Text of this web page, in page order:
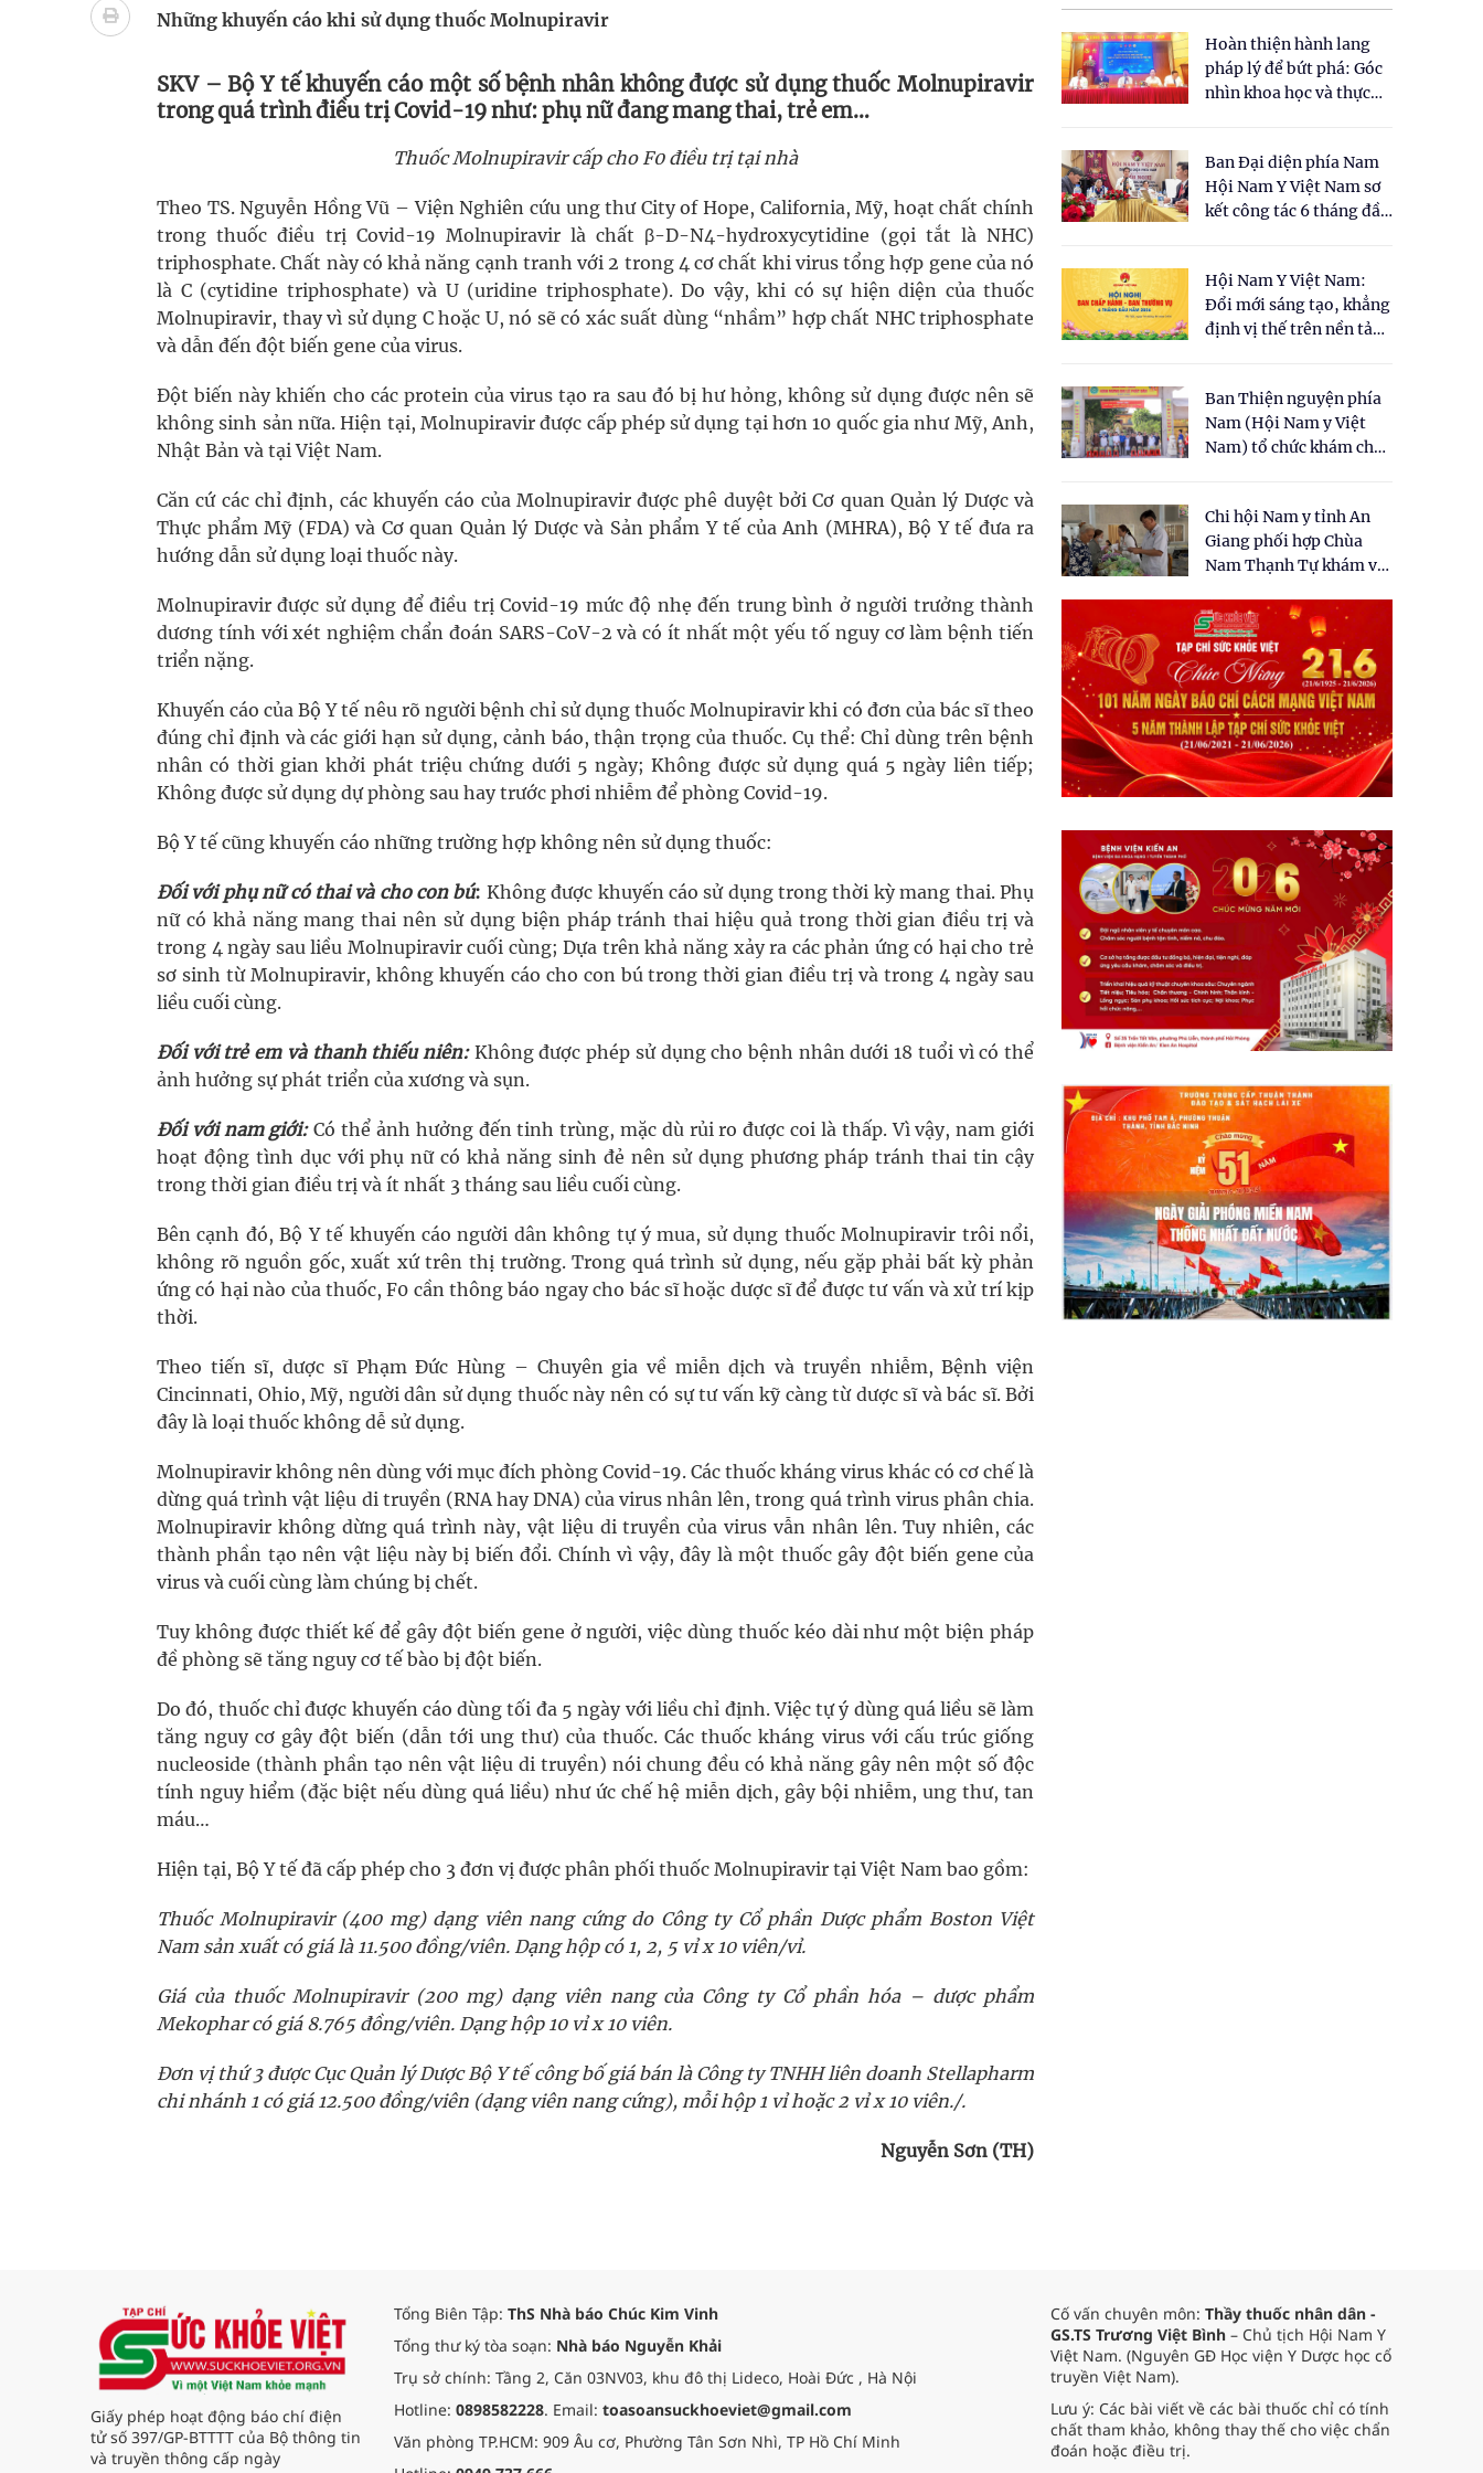
Cách âm nhạc trị liệu được “đo ni đóng giày”
Đắk Lắk: Đẩy nhanh tiến độ khám sức khỏe định kỳ, khám sàng lọc cho người dân
Tổng hợp những cách trị thâm body nách, bẹn, mông cực hiệu quả
Những khuyến cáo khi sử dụng thuốc Molnupiravir
SKV – Bộ Y tế khuyến cáo một số bệnh nhân không được sử dụng thuốc Molnupiravir
trong quá trình điều trị Covid-19 như: phụ nữ đang mang thai, trẻ em…
Thuốc Molnupiravir cấp cho F0 điều trị tại nhà
Theo TS. Nguyễn Hồng Vũ – Viện Nghiên cứu ung thư City of Hope, California, Mỹ, hoạt chất chính
trong thuốc điều trị Covid-19 Molnupiravir là chất β-D-N4-hydroxycytidine (gọi tắt là NHC)
triphosphate. Chất này có khả năng cạnh tranh với 2 trong 4 cơ chất khi virus tổng hợp gene của nó
là C (cytidine triphosphate) và U (uridine triphosphate). Do vậy, khi có sự hiện diện của thuốc
Molnupiravir, thay vì sử dụng C hoặc U, nó sẽ có xác suất dùng “nhầm” hợp chất NHC triphosphate
và dẫn đến đột biến gene của virus.
Đột biến này khiến cho các protein của virus tạo ra sau đó bị hư hỏng, không sử dụng được nên sẽ
không sinh sản nữa. Hiện tại, Molnupiravir được cấp phép sử dụng tại hơn 10 quốc gia như Mỹ, Anh,
Nhật Bản và tại Việt Nam.
Căn cứ các chỉ định, các khuyến cáo của Molnupiravir được phê duyệt bởi Cơ quan Quản lý Dược và
Thực phẩm Mỹ (FDA) và Cơ quan Quản lý Dược và Sản phẩm Y tế của Anh (MHRA), Bộ Y tế đưa ra
hướng dẫn sử dụng loại thuốc này.
Molnupiravir được sử dụng để điều trị Covid-19 mức độ nhẹ đến trung bình ở người trưởng thành
dương tính với xét nghiệm chẩn đoán SARS-CoV-2 và có ít nhất một yếu tố nguy cơ làm bệnh tiến
triển nặng.
Khuyến cáo của Bộ Y tế nêu rõ người bệnh chỉ sử dụng thuốc Molnupiravir khi có đơn của bác sĩ theo
đúng chỉ định và các giới hạn sử dụng, cảnh báo, thận trọng của thuốc. Cụ thể: Chỉ dùng trên bệnh
nhân có thời gian khởi phát triệu chứng dưới 5 ngày; Không được sử dụng quá 5 ngày liên tiếp;
Không được sử dụng dự phòng sau hay trước phơi nhiễm để phòng Covid-19.
Bộ Y tế cũng khuyến cáo những trường hợp không nên sử dụng thuốc:
Đối với phụ nữ có thai và cho con bú: Không được khuyến cáo sử dụng trong thời kỳ mang thai. Phụ
nữ có khả năng mang thai nên sử dụng biện pháp tránh thai hiệu quả trong thời gian điều trị và
trong 4 ngày sau liều Molnupiravir cuối cùng; Dựa trên khả năng xảy ra các phản ứng có hại cho trẻ
sơ sinh từ Molnupiravir, không khuyến cáo cho con bú trong thời gian điều trị và trong 4 ngày sau
liều cuối cùng.
Đối với trẻ em và thanh thiếu niên:Không được phép sử dụng cho bệnh nhân dưới 18 tuổi vì có thể
ảnh hưởng sự phát triển của xương và sụn.
Đối với nam giới:Có thể ảnh hưởng đến tinh trùng, mặc dù rủi ro được coi là thấp. Vì vậy, nam giới
hoạt động tình dục với phụ nữ có khả năng sinh đẻ nên sử dụng phương pháp tránh thai tin cậy
trong thời gian điều trị và ít nhất 3 tháng sau liều cuối cùng.
Bên cạnh đó, Bộ Y tế khuyến cáo người dân không tự ý mua, sử dụng thuốc Molnupiravir trôi nổi,
không rõ nguồn gốc, xuất xứ trên thị trường. Trong quá trình sử dụng, nếu gặp phải bất kỳ phản
ứng có hại nào của thuốc, F0 cần thông báo ngay cho bác sĩ hoặc dược sĩ để được tư vấn và xử trí kịp
thời.
Theo tiến sĩ, dược sĩ Phạm Đức Hùng – Chuyên gia về miễn dịch và truyền nhiễm, Bệnh viện
Cincinnati, Ohio, Mỹ, người dân sử dụng thuốc này nên có sự tư vấn kỹ càng từ dược sĩ và bác sĩ. Bởi
đây là loại thuốc không dễ sử dụng.
Molnupiravir không nên dùng với mục đích phòng Covid-19. Các thuốc kháng virus khác có cơ chế là
dừng quá trình vật liệu di truyền (RNA hay DNA) của virus nhân lên, trong quá trình virus phân chia.
Molnupiravir không dừng quá trình này, vật liệu di truyền của virus vẫn nhân lên. Tuy nhiên, các
thành phần tạo nên vật liệu này bị biến đổi. Chính vì vậy, đây là một thuốc gây đột biến gene của
virus và cuối cùng làm chúng bị chết.
Tuy không được thiết kế để gây đột biến gene ở người, việc dùng thuốc kéo dài như một biện pháp
đề phòng sẽ tăng nguy cơ tế bào bị đột biến.
Do đó, thuốc chỉ được khuyến cáo dùng tối đa 5 ngày với liều chỉ định. Việc tự ý dùng quá liều sẽ làm
tăng nguy cơ gây đột biến (dẫn tới ung thư) của thuốc. Các thuốc kháng virus với cấu trúc giống
nucleoside (thành phần tạo nên vật liệu di truyền) nói chung đều có khả năng gây nên một số độc
tính nguy hiểm (đặc biệt nếu dùng quá liều) như ức chế hệ miễn dịch, gây bội nhiễm, ung thư, tan
máu…
Hiện tại, Bộ Y tế đã cấp phép cho 3 đơn vị được phân phối thuốc Molnupiravir tại Việt Nam bao gồm:
Thuốc Molnupiravir (400 mg) dạng viên nang cứng do Công ty Cổ phần Dược phẩm Boston Việt
Nam sản xuất có giá là 11.500 đồng/viên. Dạng hộp có 1, 2, 5 vỉ x 10 viên/vỉ.
Giá của thuốc Molnupiravir (200 mg) dạng viên nang của Công ty Cổ phần hóa – dược phẩm
Mekophar có giá 8.765 đồng/viên. Dạng hộp 10 vỉ x 10 viên.
Đơn vị thứ 3 được Cục Quản lý Dược Bộ Y tế công bố giá bán là Công ty TNHH liên doanh Stellapharm
chi nhánh 1 có giá 12.500 đồng/viên (dạng viên nang cứng), mỗi hộp 1 vỉ hoặc 2 vỉ x 10 viên./.
Nguyễn Sơn (TH)
Hoàn thiện hành lang
pháp lý để bứt phá: Góc
nhìn khoa học và thực
cho Luật Y dược cổ
truyền Việt Nam"
Ban Đại diện phía Nam
Hội Nam Y Việt Nam sơ
kết công tác 6 tháng đầu
Hội Nam Y Việt Nam:
Đổi mới sáng tạo, khẳng
định vị thế trên nền tảng
Ban Thiện nguyện phía
Nam (Hội Nam y Việt
Nam) tổ chức khám chữa
dân tại xã Tân Tập
Chi hội Nam y tỉnh An
Giang phối hợp Chùa
Nam Thạnh Tự khám và
nhân dân
Giấy phép hoạt động báo chí điện
tử số 397/GP-BTTTT của Bộ thông tin
và truyền thông cấp ngày
Tổng Biên Tập: ThS Nhà báo Chúc Kim Vinh
Tổng thư ký tòa soạn: Nhà báo Nguyễn Khải
Trụ sở chính: Tầng 2, Căn 03NV03, khu đô thị Lideco, Hoài Đức , Hà Nội
Hotline: 0898582228. Email: toasoansuckhoeviet@gmail.com
Văn phòng TP.HCM: 909 Âu cơ, Phường Tân Sơn Nhì, TP Hồ Chí Minh
Cố vấn chuyên môn: Thầy thuốc nhân dân -
GS.TS Trương Việt Bình – Chủ tịch Hội Nam Y
Việt Nam. (Nguyên GĐ Học viện Y Dược học cổ
truyền Việt Nam).
Lưu ý: Các bài viết về các bài thuốc chỉ có tính
chất tham khảo, không thay thế cho việc chẩn
đoán hoặc điều trị.